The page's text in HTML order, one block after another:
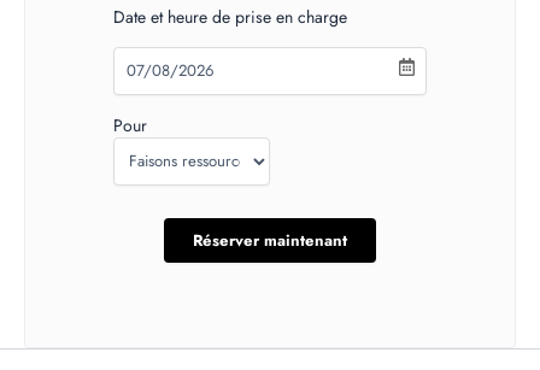
Date et heure de prise en charge
Pour